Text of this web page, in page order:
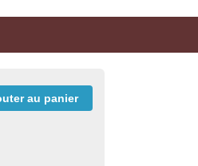
au panier